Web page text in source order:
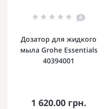
0
Дозатор для жидкого
мыла Grohe Essentials
40394001
1 620.00 грн.